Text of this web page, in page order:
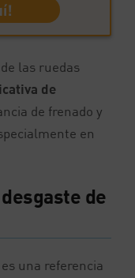
las ruedas
de
de frenado y
en
de
es una referencia